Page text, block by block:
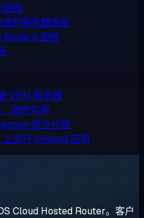
面板
的服务器面板
Node.js 面板
VPN 服务器
随时可用
原生代理
上运行 Android 应用
Cloud Hosted Router。客户